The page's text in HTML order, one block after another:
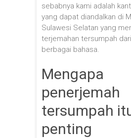
sebabnya kami adalah
yang dapat diandalkan di
Sulawesi Selatan yang
terjemahan tersumpah
berbagai bahasa.
Mengapa
penerjemah
tersumpah
penting